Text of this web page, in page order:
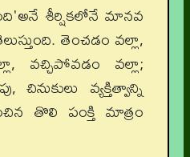
శీర్షికలోనే మానవ
తెంచడం వల్లా,
వచ్చిపోవడం వల్లా;
చినుకులు వ్యక్తిత్వాన్ని
తొలి పంక్తి మాత్రం